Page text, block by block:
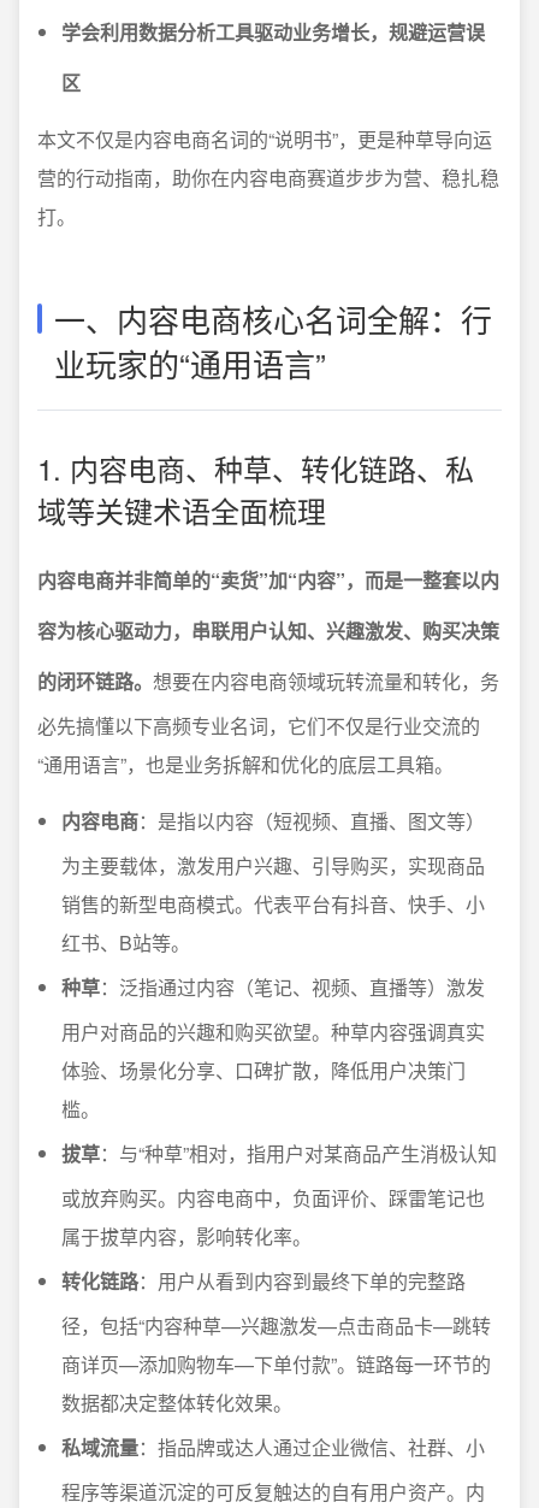
学会利用数据分析工具驱动业务增长，规避运营误
区
本文不仅是内容电商名词的“说明书”，更是种草导向运
营的行动指南，助你在内容电商赛道步步为营、稳扎稳
打。
一、内容电商核心名词全解：行
业玩家的“通用语言”
1. 内容电商、种草、转化链路、私
域等关键术语全面梳理
内容电商并非简单的“卖货”加“内容”，而是一整套以内
容为核心驱动力，串联用户认知、兴趣激发、购买决策
的闭环链路。 想要在内容电商领域玩转流量和转化，务
必先搞懂以下高频专业名词，它们不仅是行业交流的
“通用语言”，也是业务拆解和优化的底层工具箱。
内容电商：是指以内容（短视频、直播、图文等）
为主要载体，激发用户兴趣、引导购买，实现商品
销售的新型电商模式。代表平台有抖音、快手、小
红书、B站等。
种草：泛指通过内容（笔记、视频、直播等）激发
用户对商品的兴趣和购买欲望。种草内容强调真实
体验、场景化分享、口碑扩散，降低用户决策门
槛。
拔草：与“种草”相对，指用户对某商品产生消极认知
或放弃购买。内容电商中，负面评价、踩雷笔记也
属于拔草内容，影响转化率。
转化链路：用户从看到内容到最终下单的完整路
径，包括“内容种草—兴趣激发—点击商品卡—跳转
商详页—添加购物车—下单付款”。链路每一环节的
数据都决定整体转化效果。
私域流量：指品牌或达人通过企业微信、社群、小
程序等渠道沉淀的可反复触达的自有用户资产。内